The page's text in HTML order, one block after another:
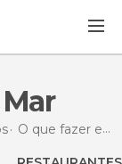
O que fazer em Califórnia